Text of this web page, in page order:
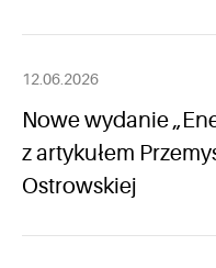
12.06.2026
Nowe wydanie
z artykułem
Ostrowskiej